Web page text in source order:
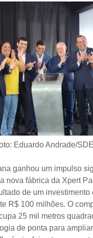
Eduardo Andrade/SDE
ganhou um impulso
nova fábrica da Xpert
de um investimento
R$ 100 milhões. O
25 mil metros
de ponta para